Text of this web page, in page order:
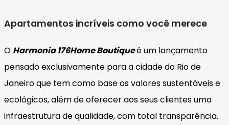
Apartamentos incríveis como você merece
O Harmonia 176Home Boutiqueé um lançamento
pensado exclusivamente para a cidade do Rio de
Janeiro que tem como base os valores sustentáveis e
ecológicos, além de oferecer aos seus clientes uma
infraestrutura de qualidade, com total transparência.